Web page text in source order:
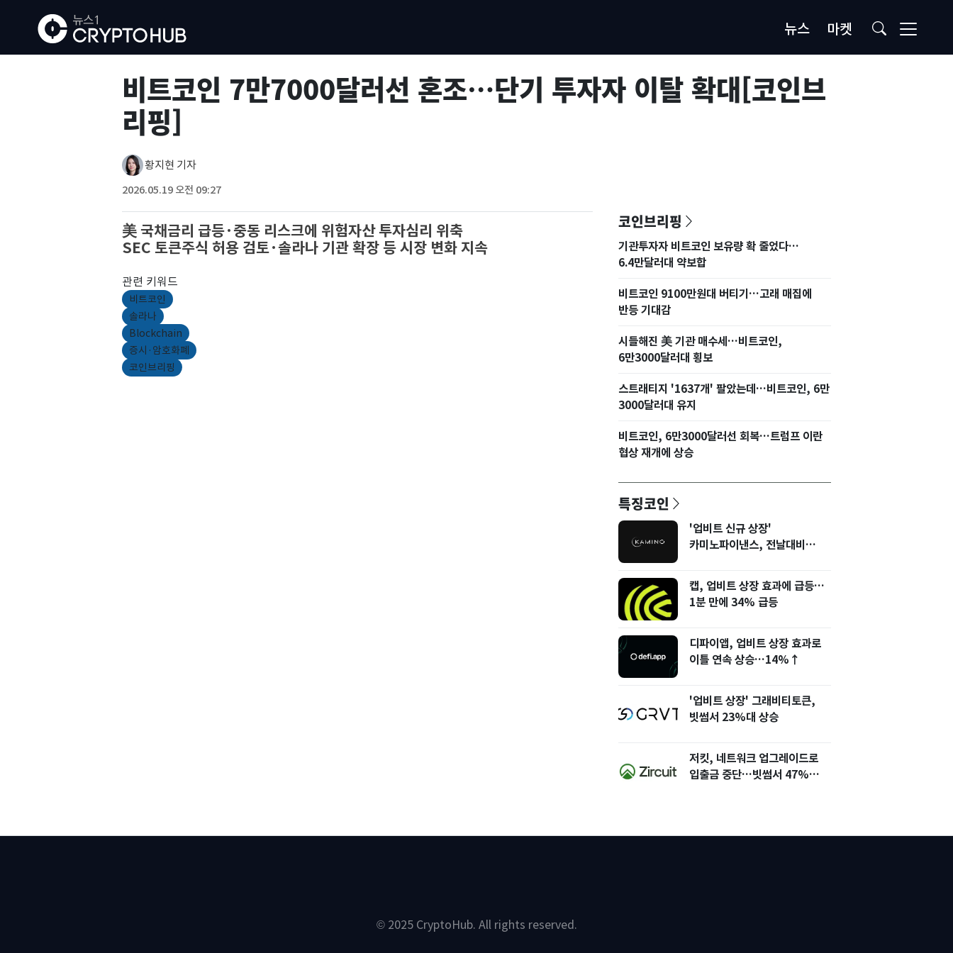
뉴스 마켓
비트코인 7만7000달러선 혼조…단기 투자자 이탈 확대[코인브
리핑]
황지현 기자
2026.05.19 오전 09:27
美 국채금리 급등·중동 리스크에 위험자산 투자심리 위축
SEC 토큰주식 허용 검토·솔라나 기관 확장 등 시장 변화 지속
관련 키워드
비트코인
솔라나
Blockchain
증시·암호화폐
코인브리핑
코인브리핑
기관투자자 비트코인 보유량 확 줄었다…
6.4만달러대 약보합
비트코인 9100만원대 버티기…고래 매집에
반등 기대감
시들해진 美 기관 매수세…비트코인,
6만3000달러대 횡보
스트래티지 '1637개' 팔았는데…비트코인, 6만
3000달러대 유지
비트코인, 6만3000달러선 회복…트럼프 이란
협상 재개에 상승
특징코인
'업비트 신규 상장'
카미노파이낸스, 전날대비
캡, 업비트 상장 효과에 급등…
1분 만에 34% 급등
디파이앱, 업비트 상장 효과로
이틀 연속 상승…14%↑
'업비트 상장' 그래비티토큰,
빗썸서 23%대 상승
저킷, 네트워크 업그레이드로
입출금 중단…빗썸서 47%
© 2025 CryptoHub. All rights reserved.